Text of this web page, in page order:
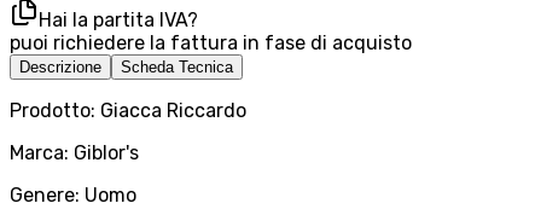
Hai la partita IVA?
puoi richiedere la fattura in fase di acquisto
Descrizione Scheda Tecnica
Prodotto: Giacca Riccardo
Marca: Giblor's
Genere: Uomo